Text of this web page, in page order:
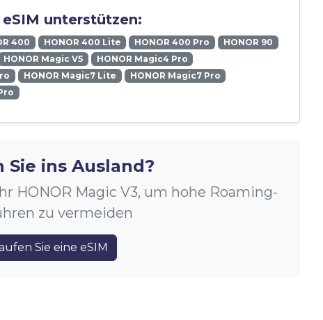
unterstützen:
400 HONOR 400 Lite HONOR 400 Pro
HONOR 90
HONOR Magic V5
HONOR Magic4 Pro
HONOR Magic7 Lite
HONOR Magic7 Pro
Sie ins Ausland?
HONOR Magic V3, um hohe Roaming-
zu vermeiden
Sie eine eSIM